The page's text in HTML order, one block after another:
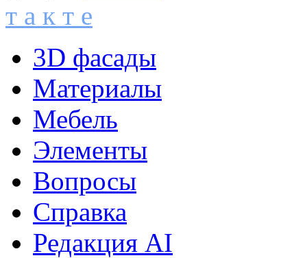
т а к т е
3D фасады
Материалы
Мебель
Элементы
Вопросы
Справка
Редакция AI